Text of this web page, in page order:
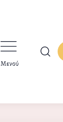
Μενού